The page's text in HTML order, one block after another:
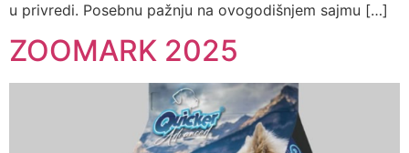
u privredi. Posebnu pažnju na ovogodišnjem sajmu […]
ZOOMARK 2025